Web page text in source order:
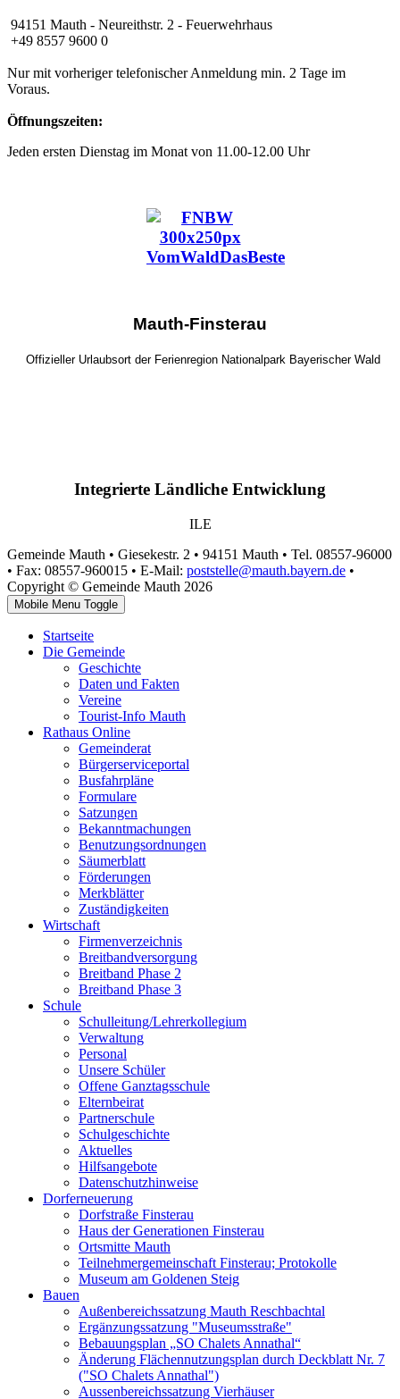
94151 Mauth - Neureithstr. 2 - Feuerwehrhaus
+49 8557 9600 0
Nur mit vorheriger telefonischer Anmeldung min. 2 Tage im
Voraus.
Öffnungszeiten:
Jeden ersten Dienstag im Monat von 11.00-12.00 Uhr
Mauth-Finsterau
Offizieller Urlaubsort der Ferienregion Nationalpark Bayerischer Wald
Integrierte Ländliche Entwicklung
ILE
Gemeinde Mauth • Giesekestr. 2 • 94151 Mauth • Tel. 08557-96000
• Fax: 08557-960015 • E-Mail: poststelle@mauth.bayern.de •
Copyright © Gemeinde Mauth 2026
Mobile Menu Toggle
Startseite
Die Gemeinde
Geschichte
Daten und Fakten
Vereine
Tourist-Info Mauth
Rathaus Online
Gemeinderat
Bürgerserviceportal
Busfahrpläne
Formulare
Satzungen
Bekanntmachungen
Benutzungsordnungen
Säumerblatt
Förderungen
Merkblätter
Zuständigkeiten
Wirtschaft
Firmenverzeichnis
Breitbandversorgung
Breitband Phase 2
Breitband Phase 3
Schule
Schulleitung/Lehrerkollegium
Verwaltung
Personal
Unsere Schüler
Offene Ganztagsschule
Elternbeirat
Partnerschule
Schulgeschichte
Aktuelles
Hilfsangebote
Datenschutzhinweise
Dorferneuerung
Dorfstraße Finsterau
Haus der Generationen Finsterau
Ortsmitte Mauth
Teilnehmergemeinschaft Finsterau; Protokolle
Museum am Goldenen Steig
Bauen
Außenbereichssatzung Mauth Reschbachtal
Ergänzungssatzung "Museumsstraße"
Bebauungsplan „SO Chalets Annathal“
Änderung Flächennutzungsplan durch Deckblatt Nr. 7
("SO Chalets Annathal")
Aussenbereichssatzung Vierhäuser